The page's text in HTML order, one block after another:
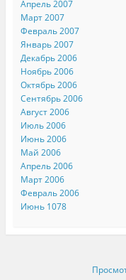
Апрель 2007
Март 2007
Февраль 2007
Январь 2007
Декабрь 2006
Ноябрь 2006
Октябрь 2006
Сентябрь 2006
Август 2006
Июль 2006
Июнь 2006
Май 2006
Апрель 2006
Март 2006
Февраль 2006
Июнь 1078